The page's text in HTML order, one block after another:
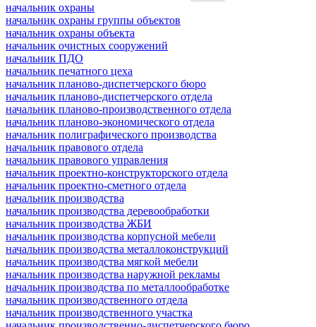
начальник охраны
начальник охраны группы объектов
начальник охраны объекта
начальник очистных сооружений
начальник ПДО
начальник печатного цеха
начальник планово-диспетчерского бюро
начальник планово-диспетчерского отдела
начальник планово-производственного отдела
начальник планово-экономического отдела
начальник полиграфического производства
начальник правового отдела
начальник правового управления
начальник проектно-конструкторского отдела
начальник проектно-сметного отдела
начальник производства
начальник производства деревообработки
начальник производства ЖБИ
начальник производства корпусной мебели
начальник производства металлоконструкций
начальник производства мягкой мебели
начальник производства наружной рекламы
начальник производства по металлообработке
начальник производственного отдела
начальник производственного участка